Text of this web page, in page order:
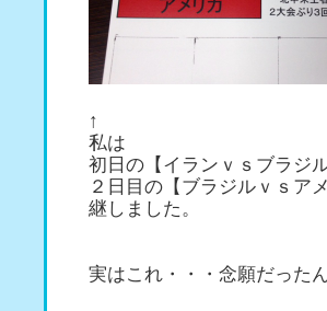
↑
私は
初日の【イランｖｓブラジル
２日目の【ブラジルｖｓア
継しました。
実はこれ・・・念願だった